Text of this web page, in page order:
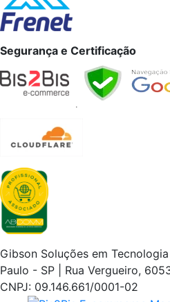
Segurança e Certificação
Gibson Soluções em
Paulo - SP | Rua Vergueiro,
CNPJ: 09.146.661/0001-02